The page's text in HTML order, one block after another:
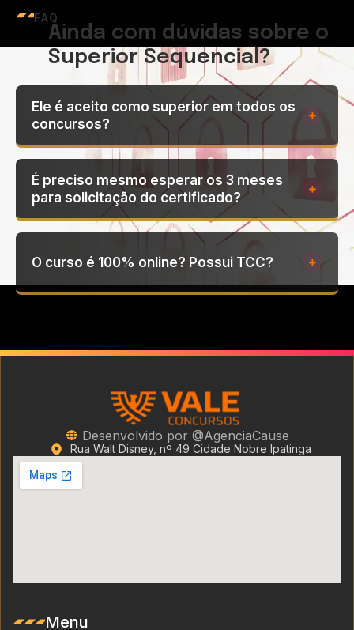
FAQ
Ainda com dúvidas sobre o
Superior Sequencial?
Ele é aceito como superior em todos os
concursos?
É preciso mesmo esperar os 3 meses
para solicitação do certificado?
O curso é 100% online? Possui TCC?
Desenvolvido por @AgenciaCause
Rua Walt Disney, nº 49 Cidade Nobre Ipatinga
Menu